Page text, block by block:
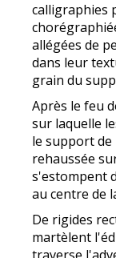
calligraphies
allégées de
dans leur
grain du
Après le feu
sur laquelle
le support de
rehaussée
s'estompent
au centre de
De rigides
martèlent